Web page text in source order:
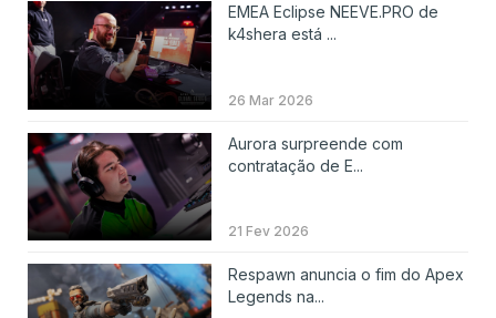
EMEA Eclipse NEEVE.PRO de
k4shera está ...
26 Mar 2026
Aurora surpreende com
contratação de E...
21 Fev 2026
Respawn anuncia o fim do Apex
Legends na...